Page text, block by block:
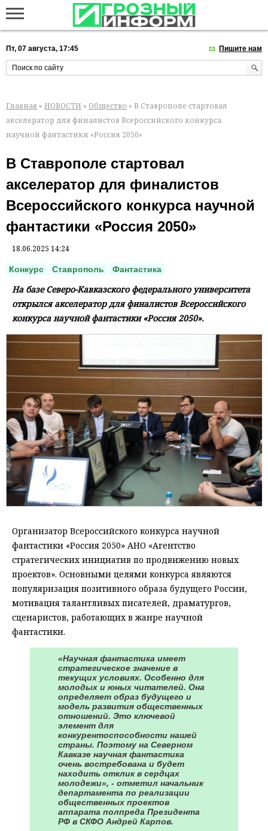
Пт, 07 августа, 17:45 Пишите нам
Главная » НОВОСТИ » Общество » В Ставрополе стартовал
акселератор для финалистов Всероссийского конкурса
научной фантастики «Россия 2050»
В Ставрополе стартовал
акселератор для финалистов
Всероссийского конкурса научной
фантастики «Россия 2050»
18.06.2025 14:24
Конкурс Ставрополь Фантастика
На базе Северо-Кавказского федерального университета
открылся акселератор для финалистов Всероссийского
конкурса научной фантастики «Россия 2050».
Организатор Всероссийского конкурса научной
фантастики «Россия 2050» АНО «Агентство
стратегических инициатив по продвижению новых
проектов». Основными целями конкурса являются
популяризация позитивного образа будущего России,
мотивация талантливых писателей, драматургов,
сценаристов, работающих в жанре научной
фантастики.
«Научная фантастика имеет
стратегическое значение в
текущих условиях. Особенно для
молодых и юных читателей. Она
определяет образ будущего и
модель развития общественных
отношений. Это ключевой
элемент для
конкурентоспособности нашей
страны. Поэтому на Северном
Кавказе научная фантастика
очень востребована и будет
находить отклик в сердцах
молодежи», - отметил начальник
департамента по реализации
общественных проектов
аппарата полпреда Президента
РФ в СКФО Андрей Карпов.